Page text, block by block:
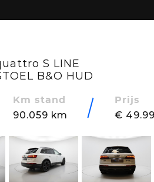
S LINE
B&O HUD
Km stand
90.059 km
Prijs
€